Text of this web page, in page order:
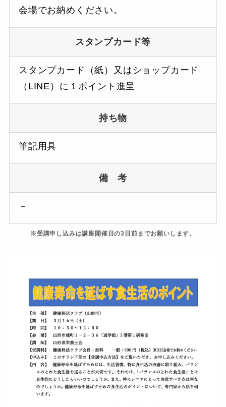
会場でお納めください。
スタンプカード等
スタンプカード（紙）又はショップカード
（LINE）に１ポイント進呈
持ち物
筆記用具
備 考
－
※受講申し込みは講座開催日の3日前までお願いします。